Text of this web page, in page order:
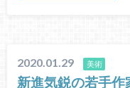
2020.01.29 美術
新進気鋭の若手